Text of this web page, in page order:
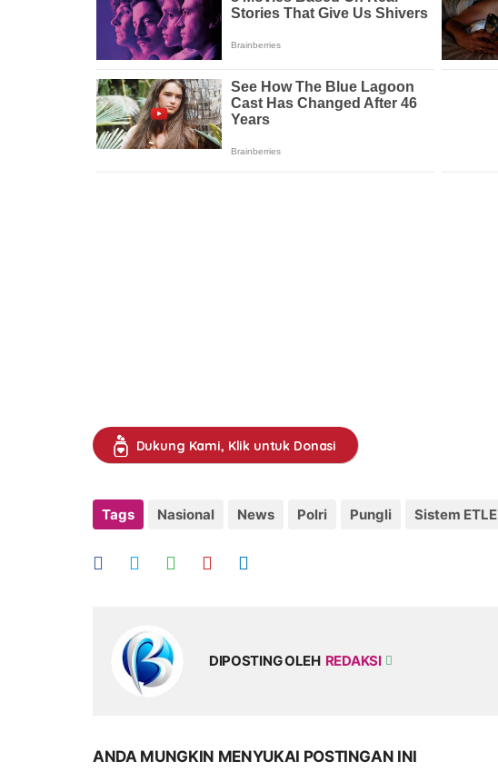
Dukung Kami, Klik untuk Donasi
Tags Nasional News Polri Pungli Sistem ETLE
DIPOSTING OLEH REDAKSI
ANDA MUNGKIN MENYUKAI POSTINGAN INI